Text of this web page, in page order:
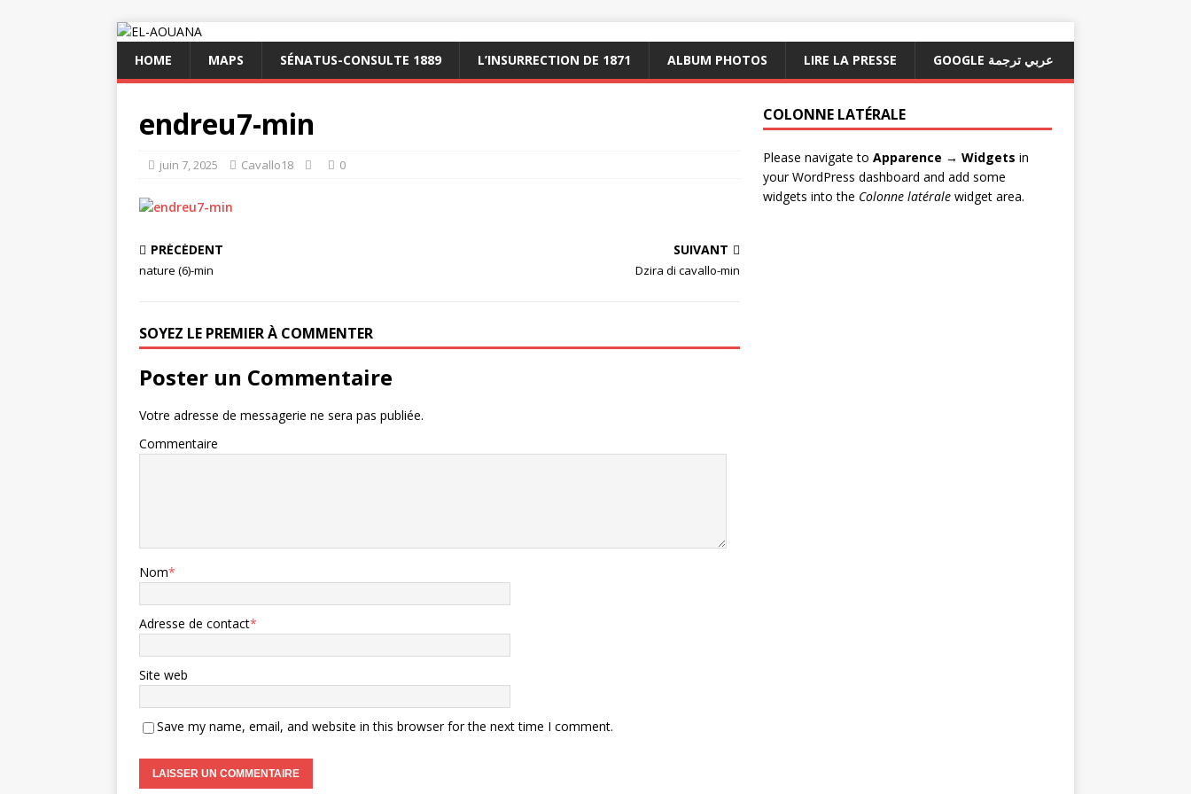
HOME MAPS SÉNATUS-CONSULTE 1889 L’INSURRECTION DE 1871 ALBUM PHOTOS LIRE LA PRESSE GOOGLE عربي ترجمة
endreu7-min
juin 7, 2025 Cavallo18 0
PRÉCÉDENT
nature (6)-min
SUIVANT
Dzira di cavallo-min
SOYEZ LE PREMIER À COMMENTER
Poster un Commentaire
Votre adresse de messagerie ne sera pas publiée.
Commentaire
Nom*
Adresse de contact*
Site web
Save my name, email, and website in this browser for the next time I comment.
COLONNE LATÉRALE
Please navigate to Apparence → Widgets in
your WordPress dashboard and add some
widgets into the Colonne latéralewidget area.